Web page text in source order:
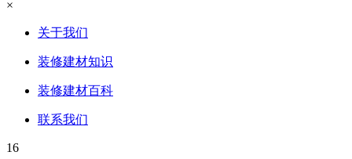
×
关于我们
装修建材知识
装修建材百科
联系我们
16